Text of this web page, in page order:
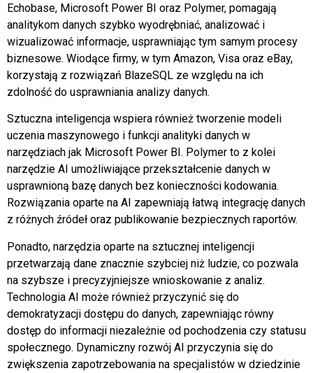
Echobase, Microsoft Power BI oraz Polymer, pomagają
analitykom danych szybko wyodrębniać, analizować i
wizualizować informacje, usprawniając tym samym procesy
biznesowe. Wiodące firmy, w tym Amazon, Visa oraz eBay,
korzystają z rozwiązań BlazeSQL ze względu na ich
zdolność do usprawniania analizy danych.
Sztuczna inteligencja wspiera również tworzenie modeli
uczenia maszynowego i funkcji analityki danych w
narzędziach jak Microsoft Power BI. Polymer to z kolei
narzędzie AI umożliwiające przekształcenie danych w
usprawnioną bazę danych bez konieczności kodowania.
Rozwiązania oparte na AI zapewniają łatwą integrację danych
z różnych źródeł oraz publikowanie bezpiecznych raportów.
Ponadto, narzędzia oparte na sztucznej inteligencji
przetwarzają dane znacznie szybciej niż ludzie, co pozwala
na szybsze i precyzyjniejsze wnioskowanie z analiz.
Technologia AI może również przyczynić się do
demokratyzacji dostępu do danych, zapewniając równy
dostęp do informacji niezależnie od pochodzenia czy statusu
społecznego. Dynamiczny rozwój AI przyczynia się do
zwiększenia zapotrzebowania na specjalistów w dziedzinie